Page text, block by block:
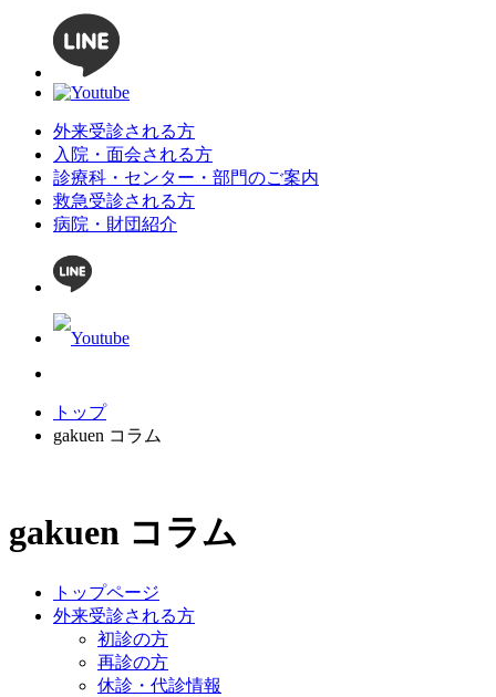
外来受診される方
入院・面会される方
診療科・センター・部門のご案内
救急受診される方
病院・財団紹介
トップ
gakuen コラム
gakuen コラム
トップページ
外来受診される方
初診の方
再診の方
休診・代診情報